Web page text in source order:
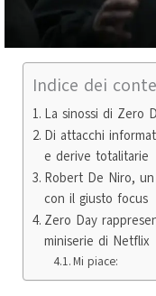
Indice dei
La sinossi di Zero
Di attacchi
e derive totalitarie
Robert De Niro,
con il giusto focus
Zero Day
miniserie di Netflix
Mi piace: